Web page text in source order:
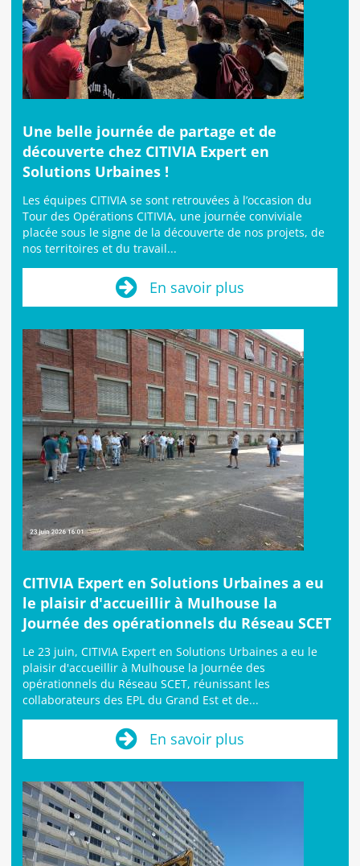
Une belle journée de partage et de
découverte chez CITIVIA Expert en
Solutions Urbaines !
Les équipes CITIVIA se sont retrouvées à l’occasion du
Tour des Opérations CITIVIA, une journée conviviale
placée sous le signe de la découverte de nos projets, de
nos territoires et du travail...
En savoir plus
CITIVIA Expert en Solutions Urbaines a eu
le plaisir d'accueillir à Mulhouse la
Journée des opérationnels du Réseau SCET
Le 23 juin, CITIVIA Expert en Solutions Urbaines a eu le
plaisir d'accueillir à Mulhouse la Journée des
opérationnels du Réseau SCET, réunissant les
collaborateurs des EPL du Grand Est et de...
En savoir plus